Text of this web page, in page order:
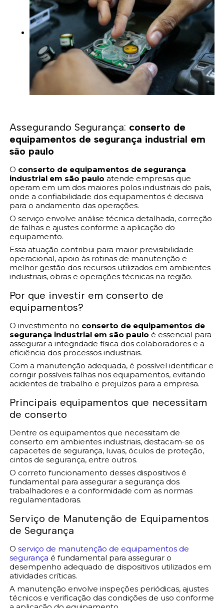
Assegurando Segurança: conserto de
equipamentos de segurança industrial em
são paulo
O conserto de equipamentos de segurança
industrial em são paulo atende empresas que
operam em um dos maiores polos industriais do país,
onde a confiabilidade dos equipamentos é decisiva
para o andamento das operações.
O serviço envolve análise técnica detalhada, correção
de falhas e ajustes conforme a aplicação do
equipamento.
Essa atuação contribui para maior previsibilidade
operacional, apoio às rotinas de manutenção e
melhor gestão dos recursos utilizados em ambientes
industriais, obras e operações técnicas na região.
Por que investir em conserto de
equipamentos?
O investimento no conserto de equipamentos de
segurança industrial em são paulo é essencial para
assegurar a integridade física dos colaboradores e a
eficiência dos processos industriais.
Com a manutenção adequada, é possível identificar e
corrigir possíveis falhas nos equipamentos, evitando
acidentes de trabalho e prejuízos para a empresa.
Principais equipamentos que necessitam
de conserto
Dentre os equipamentos que necessitam de
conserto em ambientes industriais, destacam-se os
capacetes de segurança, luvas, óculos de proteção,
cintos de segurança, entre outros.
O correto funcionamento desses dispositivos é
fundamental para assegurar a segurança dos
trabalhadores e a conformidade com as normas
regulamentadoras.
Serviço de Manutenção de Equipamentos
de Segurança
Oserviço de manutenção de equipamentos de
segurança é fundamental para assegurar o
desempenho adequado de dispositivos utilizados em
atividades críticas.
A manutenção envolve inspeções periódicas, ajustes
técnicos e verificação das condições de uso conforme